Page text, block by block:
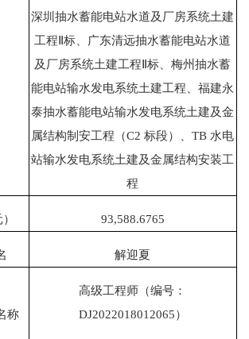
深圳抽水蓄能电站水道及厂房系统土建
工程Ⅱ标、广东清远抽水蓄能电站水道
及厂房系统土建工程Ⅱ标、梅州抽水蓄
能电站输水发电系统土建工程、福建永
泰抽水蓄能电站输水发电系统土建及金
属结构制安工程（C2 标段）、 TB 水电
站输水发电系统土建及金属结构安装工
程
93,588.6765
解迎夏
称
高级工程师 （编号：
DJ2022018012065）